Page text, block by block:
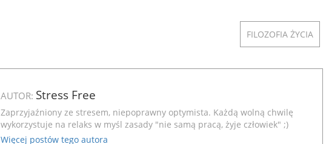
FILOZOFIA ŻYCIA
AUTOR: Stress Free
Zaprzyjaźniony ze stresem, niepoprawny optymista. Każdą wolną chwilę
wykorzystuje na relaks w myśl zasady "nie samą pracą, żyje człowiek" ;)
Więcej postów tego autora